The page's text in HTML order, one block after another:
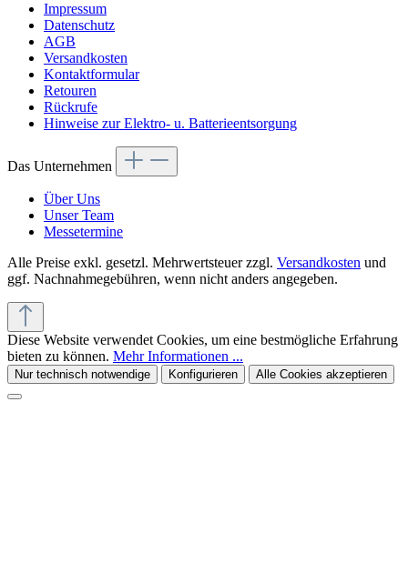
Impressum
Datenschutz
AGB
Versandkosten
Kontaktformular
Retouren
Rückrufe
Hinweise zur Elektro- u. Batterieentsorgung
Das Unternehmen
Über Uns
Unser Team
Messetermine
Alle Preise exkl. gesetzl. Mehrwertsteuer zzgl. Versandkosten und
ggf. Nachnahmegebühren, wenn nicht anders angegeben.
Diese Website verwendet Cookies, um eine bestmögliche Erfahrung
bieten zu können. Mehr Informationen ...
Nur technisch notwendige Konfigurieren Alle Cookies akzeptieren